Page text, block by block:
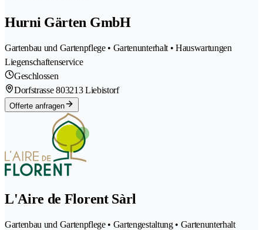
Hurni Gärten GmbH
Gartenbau und Gartenpflege • Gartenunterhalt • Hauswartungen
Liegenschaftenservice
Geschlossen
Dorfstrasse 803213 Liebistorf
Offerte anfragen
L'Aire de Florent Sàrl
Gartenbau und Gartenpflege • Gartengestaltung • Gartenunterhalt